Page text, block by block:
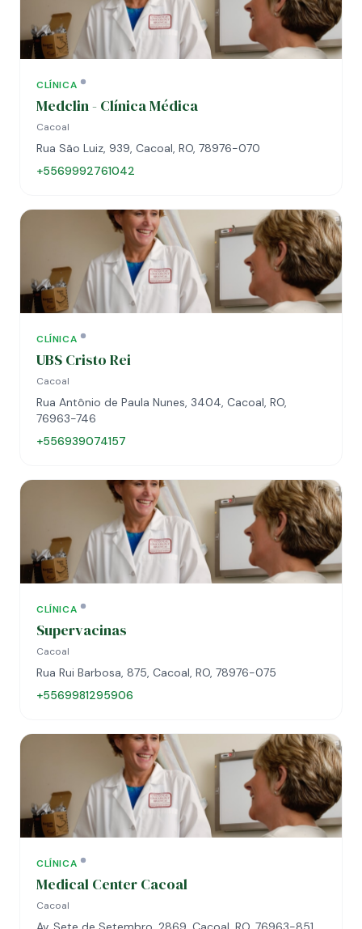
CLÍNICA
Medclin - Clínica Médica
Cacoal
Rua São Luiz, 939, Cacoal, RO, 78976-070
+5569992761042
CLÍNICA
UBS Cristo Rei
Cacoal
Rua Antônio de Paula Nunes, 3404, Cacoal, RO,
76963-746
+556939074157
CLÍNICA
Supervacinas
Cacoal
Rua Rui Barbosa, 875, Cacoal, RO, 78976-075
+5569981295906
CLÍNICA
Medical Center Cacoal
Cacoal